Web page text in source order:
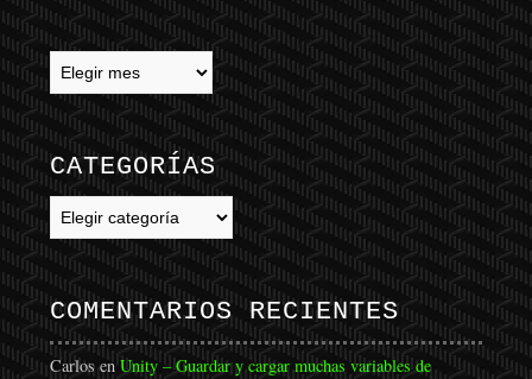
CATEGORÍAS
Categorías
COMENTARIOS RECIENTES
CarlosenUnity – Guardar y cargar muchas variables de